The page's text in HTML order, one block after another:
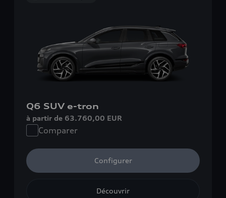
Q6 SUV e-tron
à partir de 63.760,00 EUR
Comparer
Configurer
Découvrir